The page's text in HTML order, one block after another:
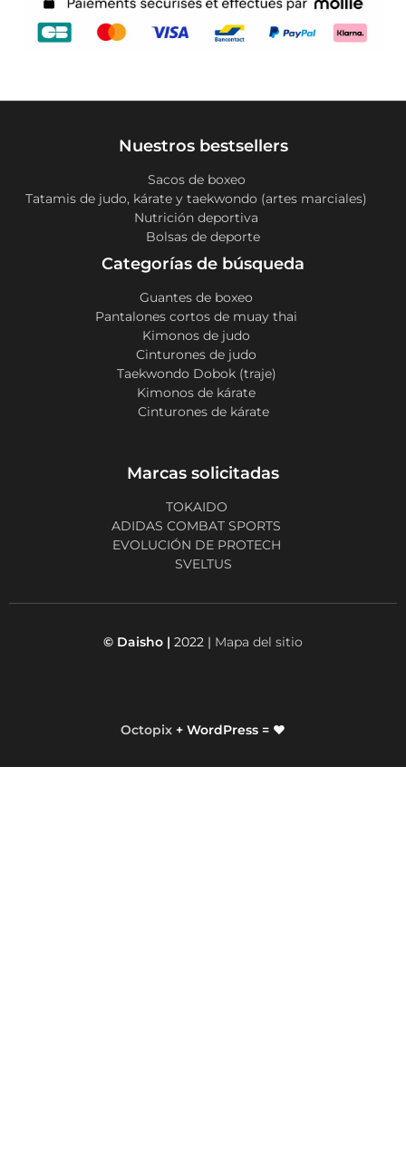
Nuestros bestsellers
Sacos de boxeo
Tatamis de judo, kárate y taekwondo (artes marciales)
Nutrición deportiva
Bolsas de deporte
Categorías de búsqueda
Guantes de boxeo
Pantalones cortos de muay thai
Kimonos de judo
Cinturones de judo
Taekwondo Dobok (traje)
Kimonos de kárate
Cinturones de kárate
Marcas solicitadas
TOKAIDO
ADIDAS COMBAT SPORTS
EVOLUCIÓN DE PROTECH
SVELTUS
© Daisho | 2022 | Mapa del sitio
Octopix + WordPress = ❤